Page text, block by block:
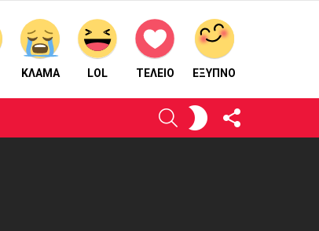
ΚΛΑΜΑ LOL ΤΕΛΕΙΟ ΈΞΥΠΝΟ
ΑΝΑΖΉΤΗΣΗΕΝΕΡΓΟΠΟΙΉΣΤΕ
ΤΟ
ΔΈΡΜΑ